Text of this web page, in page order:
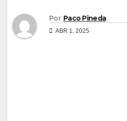
Por Paco Pineda
ABR 1, 2025